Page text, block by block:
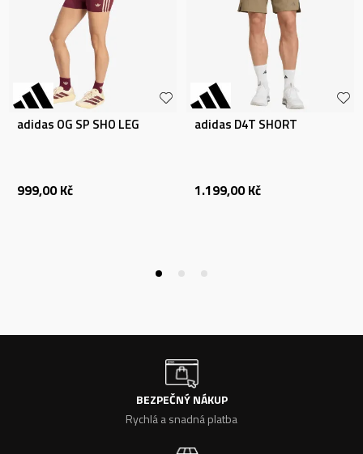
adidas OG SP SHO LEG
999,00 Kč
adidas D4T SHORT
1.199,00 Kč
BEZPEČNÝ NÁKUP
Rychlá a snadná platba